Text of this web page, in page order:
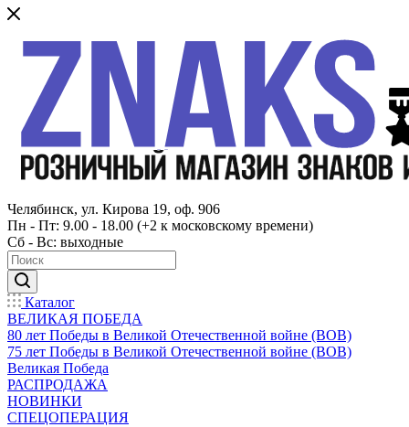
Челябинск, ул. Кирова 19, оф. 906
Пн - Пт: 9.00 - 18.00 (+2 к московскому времени)
Сб - Вс: выходные
Каталог
ВЕЛИКАЯ ПОБЕДА
80 лет Победы в Великой Отечественной войне (ВОВ)
75 лет Победы в Великой Отечественной войне (ВОВ)
Великая Победа
РАСПРОДАЖА
НОВИНКИ
СПЕЦОПЕРАЦИЯ